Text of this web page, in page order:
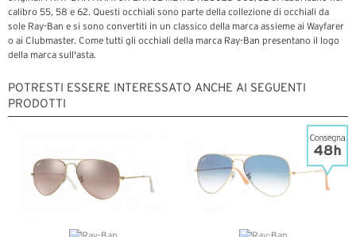
calibro 55, 58 e 62. Questi occhiali sono parte della collezione di occhiali da
sole Ray-Ban e si sono convertiti in un classico della marca assieme ai Wayfarer
o ai Clubmaster. Come tutti gli occhiali della marca Ray-Ban presentano il logo
della marca sull'asta.
POTRESTI ESSERE INTERESSATO ANCHE AI SEGUENTI
PRODOTTI